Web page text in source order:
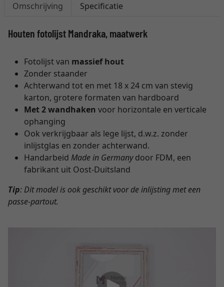
Omschrijving Specificatie
Houten fotolijst Mandraka, maatwerk
Fotolijst van massief hout
Zonder staander
Achterwand tot en met 18 x 24 cm van stevig
karton, grotere formaten van hardboard
Met 2 wandhaken voor horizontale en verticale
ophanging
Ook verkrijgbaar als lege lijst, d.w.z. zonder
inlijstglas en zonder achterwand.
Handarbeid Made in Germanydoor FDM, een
fabrikant uit Oost-Duitsland
Tip: Dit model is ook geschikt voor de inlijsting met een
passe-partout.